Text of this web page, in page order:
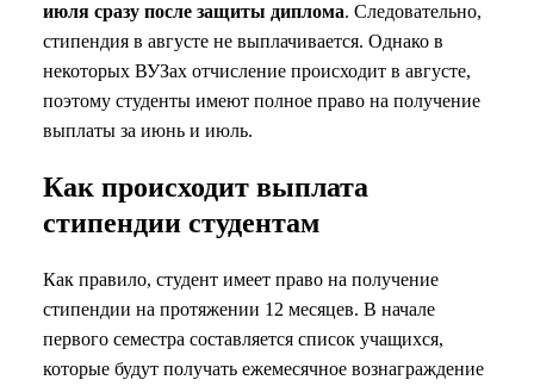
июля сразу после защиты диплома. Следовательно,
стипендия в августе не выплачивается. Однако в
некоторых ВУЗах отчисление происходит в августе,
поэтому студенты имеют полное право на получение
выплаты за июнь и июль.
Как происходит выплата
стипендии студентам
Как правило, студент имеет право на получение
стипендии на протяжении 12 месяцев. В начале
первого семестра составляется список учащихся,
которые будут получать ежемесячное вознаграждение